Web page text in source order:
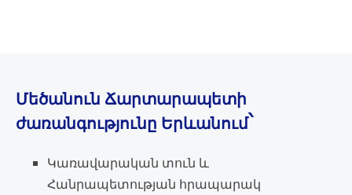
Մեծանուն Ճարտարապետի
ժառանգությունը Երևանում՝
Կառավարական տուն և
Հանրապետության հրապարակ